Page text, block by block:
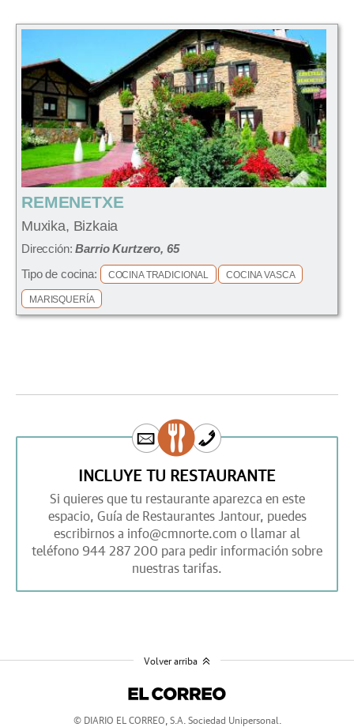
REMENETXE
Muxika, Bizkaia
Dirección:Barrio Kurtzero, 65
Tipo de cocina:
COCINA TRADICIONAL COCINA VASCA
MARISQUERÍA
INCLUYE TU RESTAURANTE
Si quieres que tu restaurante aparezca en este
espacio, Guía de Restaurantes Jantour, puedes
escribirnos a info@cmnorte.com o llamar al
teléfono 944 287 200 para pedir información sobre
nuestras tarifas.
© DIARIO EL CORREO, S.A. Sociedad Unipersonal.
Volver arriba